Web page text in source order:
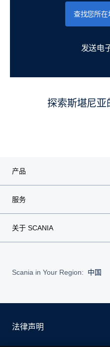
查找您所
发送电
探索斯堪尼
产品
服务
关于 SCANIA
Scania in Your Region: 中国
法律声明